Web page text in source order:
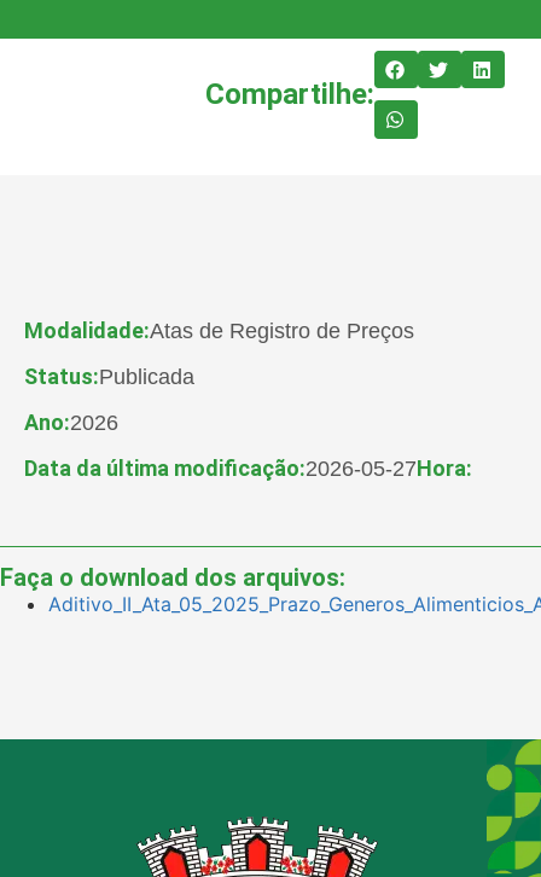
Compartilhe:
Modalidade:Atas de Registro de Preços
Status:Publicada
Ano:2026
Data da última modificação:2026-05-27Hora:
Faça o download dos arquivos: